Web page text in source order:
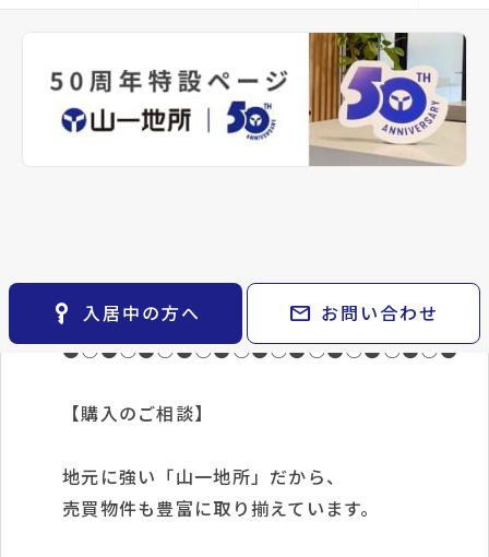
相続相談をしたい keyboard_arrow_right
不動産に投資したい keyboard_arrow_right
keyboard_arrow_right
パーパス keyboard_arrow_right
CM紹介
keyboard_arrow_right
レンタルオフィス keyboard_arrow_right
貸会議室 keyboard_arrow_right
open_in_new
keyboard_arrow_right
退去される方へ keyboard_arrow_right
※準備中 住まいのしおり（PDF）
key_vertical 入居中の方へ mail お問い合わせ
●○●○●○●○●○●○●○●○●○●○●
【ご成約特典】
※詳細はお気軽にお問い合わせください♪
●○●○●○●○●○●○●○●○●○●○●
【購入のご相談】
地元に強い「山一地所」だから、
売買物件も豊富に取り揃えています。